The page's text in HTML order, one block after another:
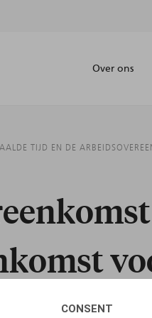
CONSENT
Over ons
TIJD EN DE